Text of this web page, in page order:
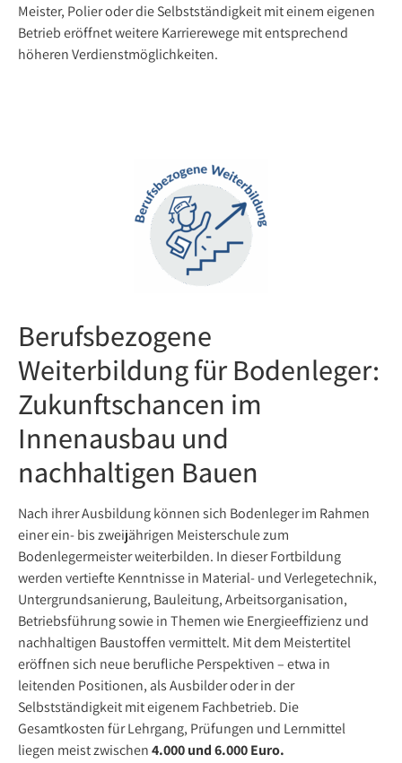
Meister, Polier oder die Selbstständigkeit mit einem eigenen
Betrieb eröffnet weitere Karrierewege mit entsprechend
höheren Verdienstmöglichkeiten.
Berufsbezogene
Weiterbildung für Bodenleger:
Zukunftschancen im
Innenausbau und
nachhaltigen Bauen
Nach ihrer Ausbildung können sich Bodenleger im Rahmen
einer ein- bis zweijährigen Meisterschule zum
Bodenlegermeister weiterbilden. In dieser Fortbildung
werden vertiefte Kenntnisse in Material- und Verlegetechnik,
Untergrundsanierung, Bauleitung, Arbeitsorganisation,
Betriebsführung sowie in Themen wie Energieeffizienz und
nachhaltigen Baustoffen vermittelt. Mit dem Meistertitel
eröffnen sich neue berufliche Perspektiven – etwa in
leitenden Positionen, als Ausbilder oder in der
Selbstständigkeit mit eigenem Fachbetrieb. Die
Gesamtkosten für Lehrgang, Prüfungen und Lernmittel
liegen meist zwischen4.000 und 6.000 Euro.